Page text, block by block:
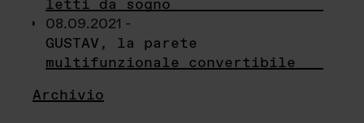
letti da sogno
08.09.2021 -
GUSTAV, la parete
multifunzionale convertibile
Archivio